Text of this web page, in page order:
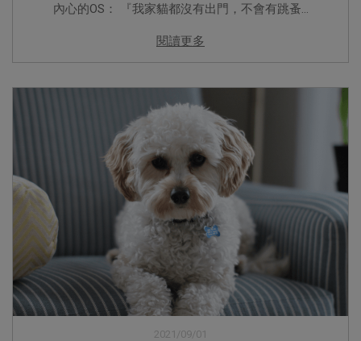
內心的OS： 『我家貓都沒有出門，不會有跳蚤...
閱讀更多
2021/09/01